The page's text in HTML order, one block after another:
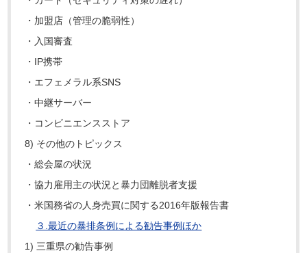
・加盟店（管理の脆弱性）
・入国審査
・IP携帯
・エフェメラル系SNS
・中継サーバー
・コンビニエンスストア
8) その他のトピックス
・総会屋の状況
・協力雇用主の状況と暴力団離脱者支援
・米国務省の人身売買に関する2016年版報告書
３.最近の暴排条例による勧告事例ほか
1) 三重県の勧告事例